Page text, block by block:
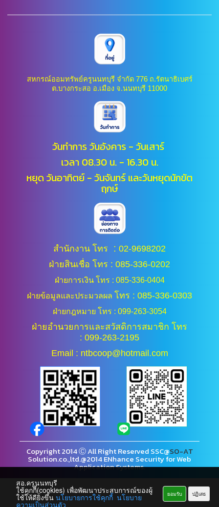
สหกรณ์ออมทรัพย์ครูนนทบุรี จำกัด 776 ถ.รัตนาธิเบศร์
ต.บางกระสอ อ.เมือง จ.นนทบุรี 11000
วันทำการ วันอังคาร - วันเสาร์
เวลา 08.30 น. - 16.30 น.
หยุด วันอาทิตย์ - วันจันทร์ และวันหยุดนักขัต
ฤกษ์
สำนักงาน โทร : 02-9698202
ฝ่ายสินเชื่อ โทร : 085-336-0202
ฝ่ายการเงิน โทร : 085-336-0404
ฝ่ายข้อมูลและประมวลผล โทร : 085-336-0303
ฝ่ายกฎหมาย โทร : 099-263-3054
ฝ่ายอำนวยการและสวัสดิการสมาชิก โทร
: 099-263-2195
Email : ntbcoop@hotmail.com
Copyright 2014 Ⓒ All Right Reserved SSC@SO-AT
Solution.co.,ltd.@2014 ENhance Security for Web
Application Systems.
สอ.ครูนนทบุรี
ใช้คุกกี้(cookies) เพื่อพัฒนาประสบการณ์ของผู้
ใช้ให้ดียิ่งขึ้น นโยบายการใช้คุกกี้ นโยบาย
ความเป็นส่วนตัว
ยอมรับ ปฏิเสธ